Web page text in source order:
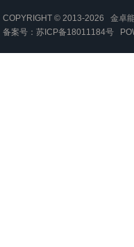
COPYRIGHT © 2013-2026 金
备案号：苏ICP备18011184号